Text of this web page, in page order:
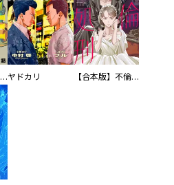
逃亡者～アスクレピオスの杖～ヤドカリ 【合本版】不倫処刑